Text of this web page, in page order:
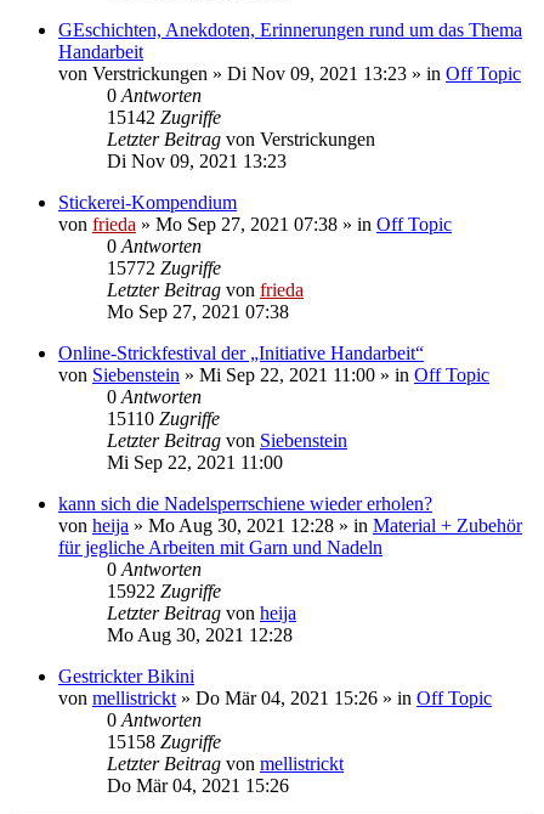
GEschichten, Anekdoten, Erinnerungen rund um das Thema
Handarbeit
von Verstrickungen » Di Nov 09, 2021 13:23 » in Off Topic
0 Antworten
15142 Zugriffe
Letzter Beitrag von Verstrickungen
Di Nov 09, 2021 13:23
Stickerei-Kompendium
von frieda » Mo Sep 27, 2021 07:38 » in Off Topic
0 Antworten
15772 Zugriffe
Letzter Beitrag von frieda
Mo Sep 27, 2021 07:38
Online-Strickfestival der „Initiative Handarbeit“
von Siebenstein » Mi Sep 22, 2021 11:00 » in Off Topic
0 Antworten
15110 Zugriffe
Letzter Beitrag von Siebenstein
Mi Sep 22, 2021 11:00
kann sich die Nadelsperrschiene wieder erholen?
von heija » Mo Aug 30, 2021 12:28 » in Material + Zubehör
für jegliche Arbeiten mit Garn und Nadeln
0 Antworten
15922 Zugriffe
Letzter Beitrag von heija
Mo Aug 30, 2021 12:28
Gestrickter Bikini
von mellistrickt » Do Mär 04, 2021 15:26 » in Off Topic
0 Antworten
15158 Zugriffe
Letzter Beitrag von mellistrickt
Do Mär 04, 2021 15:26